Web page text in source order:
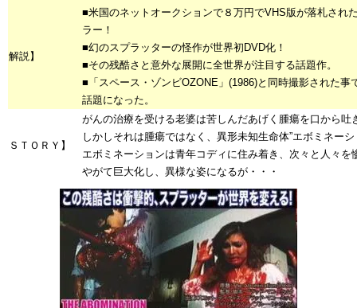
解説】
■米国のネットオークションで８万円でVHS版が落札され
ラー！
■幻のスプラッターの怪作が世界初DVD化！
■その残酷さと意外な展開に全世界が注目する話題作。
■「スペース・ゾンビOZONE」(1986)と同時撮影された事
話題になった。
ＳＴＯＲＹ】
がんの治療を受ける老婆は苦しんだあげく腫瘍を口から吐
しかしそれは腫瘍ではなく、異形未知生命体”エボミネーシ
エボミネーションは青年コディに住み着き、次々と人々を
やがて巨大化し、異様な姿になるが・・・